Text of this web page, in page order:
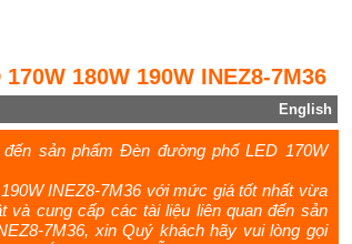
180W 190W INEZ8-7M36
English
sản phẩm Đèn đường phố LED 170W
INEZ8-7M36 với mức giá tốt nhất vừa
cung cấp các tài liệu liên quan đến sản
7M36, xin Quý khách hãy vui lòng gọi